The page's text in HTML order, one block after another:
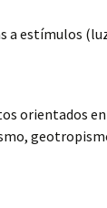
a estímulos
orientados